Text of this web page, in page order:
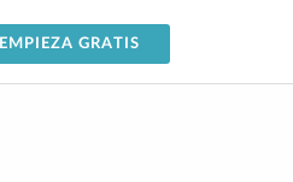
EMPIEZA GRATIS